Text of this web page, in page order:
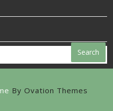
Search
By Ovation Themes